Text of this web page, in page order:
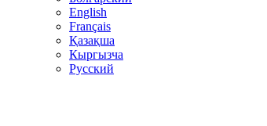
English
Français
Қазақша
Кыргызча
Русский